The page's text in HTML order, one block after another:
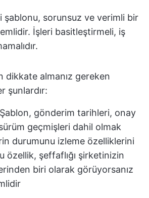
şablonu, sorunsuz ve verimli bir
İşleri basitleştirmeli, iş
dikkate almanız gereken
şunlardır:
Şablon, gönderim tarihleri, onay
geçmişleri dahil olmak
durumunu izleme özelliklerini
özellik, şeffaflığı şirketinizin
biri olarak görüyorsanız